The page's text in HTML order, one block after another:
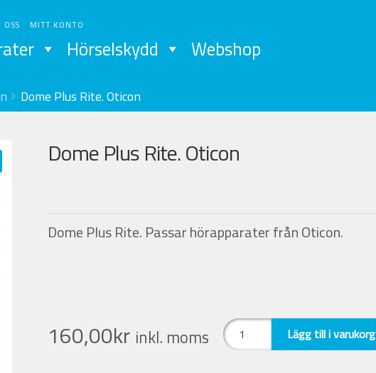
OSS MITT KONTO
Hörselskydd Webshop
Dome Plus Rite. Oticon
Dome Plus Rite. Oticon
160,00kr inkl. moms
Dome Plus Rite. Passar hörapparater från Oticon.
Dome
Plus
Lägg till i varukorg